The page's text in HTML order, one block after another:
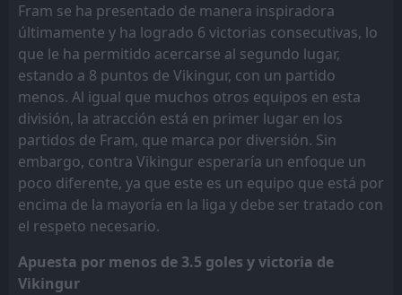
Fram se ha presentado de manera inspiradora
últimamente y ha logrado 6 victorias consecutivas, lo
que le ha permitido acercarse al segundo lugar,
estando a 8 puntos de Vikingur, con un partido
menos. Al igual que muchos otros equipos en esta
división, la atracción está en primer lugar en los
partidos de Fram, que marca por diversión. Sin
embargo, contra Vikingur esperaría un enfoque un
poco diferente, ya que este es un equipo que está por
encima de la mayoría en la liga y debe ser tratado con
el respeto necesario.
Apuesta por menos de 3.5 goles y victoria de
Vikingur